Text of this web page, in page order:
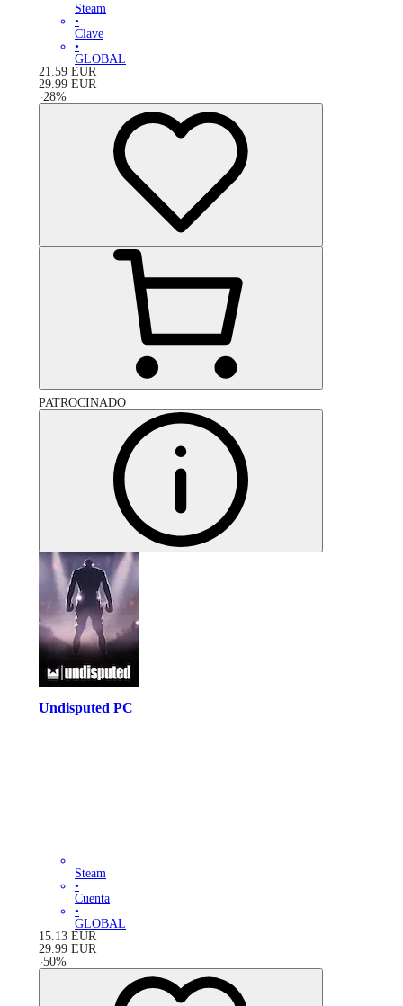
Steam
•
Clave
•
GLOBAL
21.59 EUR
29.99 EUR
-28%
PATROCINADO
Undisputed PC
Steam
•
Cuenta
•
GLOBAL
15.13 EUR
29.99 EUR
-50%